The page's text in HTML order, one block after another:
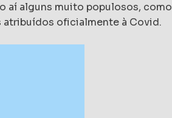
aí alguns muito populosos, como
atribuídos oficialmente à Covid.